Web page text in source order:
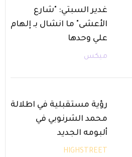
غدير السبتي: "شارع
الأعشى" ما انشال بـ إلهام
علي وحدها
ميكس
رؤية مستقبلية في اطلالة
محمد الشرنوبي في
ألبومه الجديد
HIGHSTREET